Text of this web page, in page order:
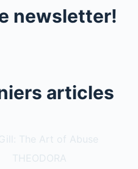
newsletter!
articles
The Art of Abuse
THEODORA